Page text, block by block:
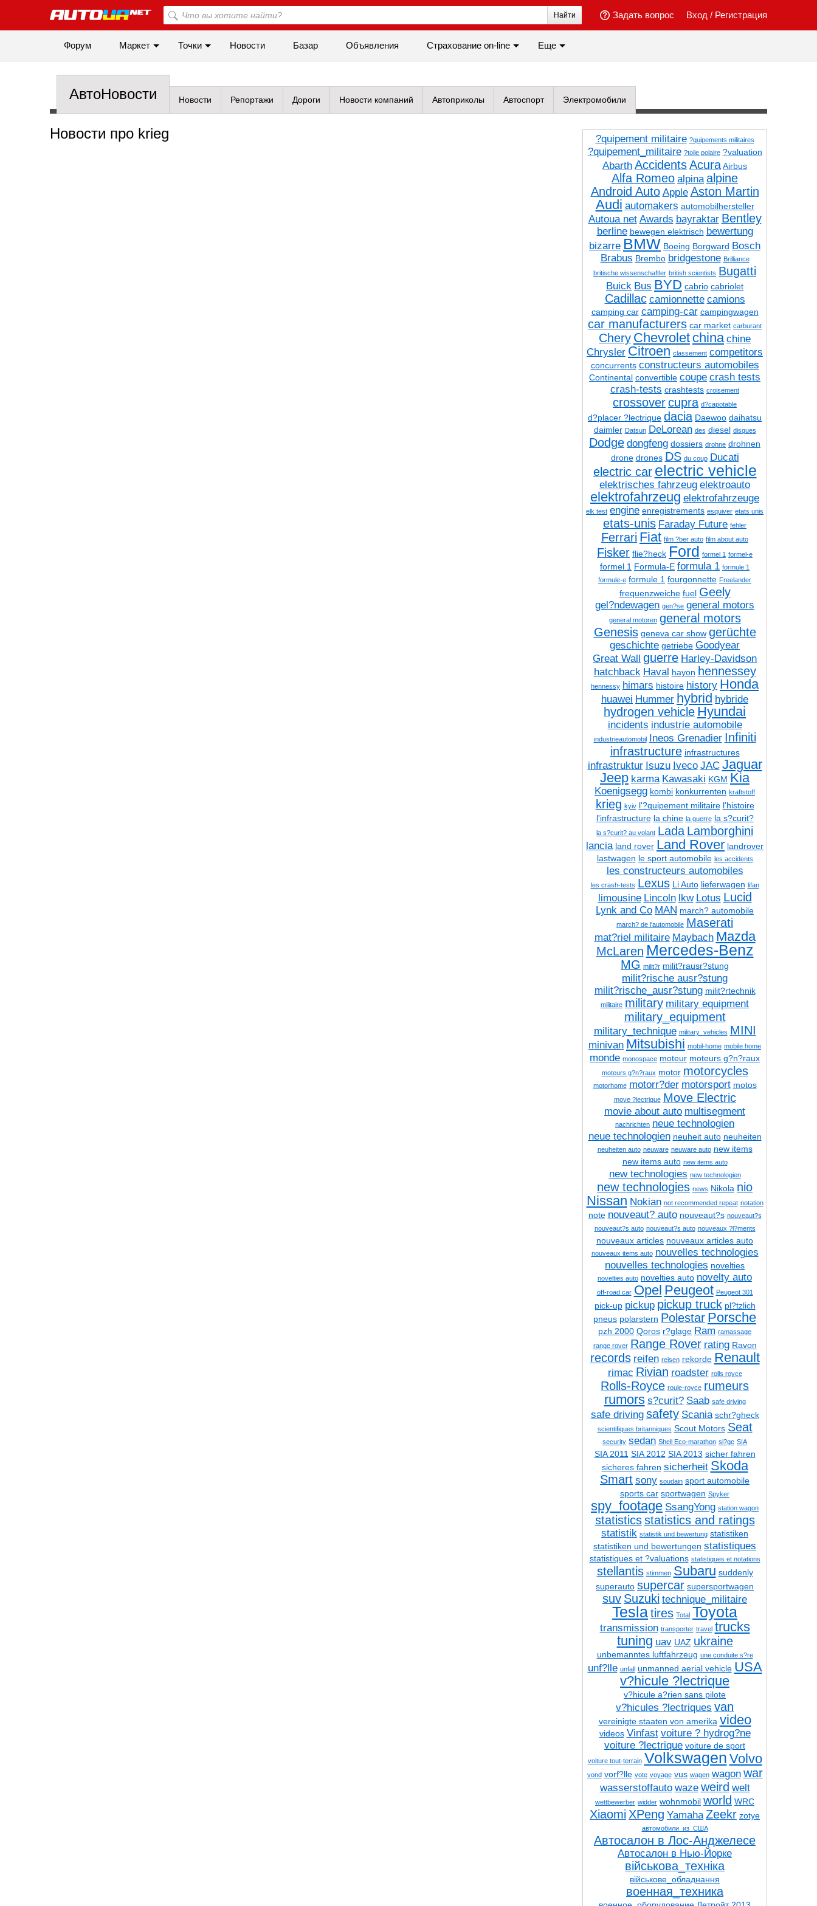
Вход / Регистрация
Задать вопрос
Найти
Форум Маркет Точки Новости Базар Объявления Cтрахование on-line Еще
АвтоНовости Новости Репортажи Дороги Новости компаний Автоприколы Автоспорт Электромобили
Новости про krieg ?quipement militaire ?quipements militaires
?quipement_militaire ?toile polaire ?valuation
Abarth AccidentsAcuraAirbus
Alfa Romeo alpina alpine
Android Auto Apple Aston Martin
Audi automakers automobilhersteller
Autoua net Awards bayraktar Bentley
berline bewegen elektrisch bewertung
bizarre BMW Boeing Borgward Bosch
Brabus Brembo bridgestone Brilliance
britische wissenschaftler british scientists Bugatti
Buick Bus BYD cabrio cabriolet
Cadillac camionnette camions
camping car camping-car campingwagen
car manufacturers car market carburant
Chery Chevrolet china chine
Chrysler Citroen classement competitors
concurrents constructeurs automobiles
Continental convertible coupe crash tests
crash-tests crashtests croisement
crossovercupra d?capotable
d?placer ?lectrique dacia Daewoo daihatsu
daimler Datsun DeLorean des diesel disques
Dodge dongfeng dossiers drohne drohnen
drone drones DS du coup Ducati
electric car electric vehicle
elektrisches fahrzeug elektroauto
elektrofahrzeug elektrofahrzeuge
elk test engine enregistrements esquiver etats unis
etats-unis Faraday Future fehler
Ferrari Fiat film ?ber auto film about auto
Fisker flie?heck Ford formel 1 formel-e
formel 1 Formula-E formula 1 formule 1
formule-e formule 1 fourgonnette Freelander
frequenzweiche fuel Geely
gel?ndewagen gen?se general motors
general motoren general motors
Genesis geneva car show gerüchte
geschichte getriebe Goodyear
Great Wall guerre Harley-Davidson
hatchback Haval hayon hennessey
hennessy himars histoire history Honda
huawei Hummer hybrid hybride
hydrogen vehicle Hyundai
incidents industrie automobile
industrieautomobil Ineos Grenadier Infiniti
infrastructure infrastructures
infrastruktur Isuzu Iveco JAC Jaguar
Jeep karma Kawasaki KGM Kia
Koenigsegg kombi konkurrenten kraftstoff
krieg kyiv l'?quipement militaire l'histoire
l'infrastructure la chine la guerre la s?curit?
la s?curit? au volant Lada Lamborghini
lancia land rover Land Rover landrover
lastwagen le sport automobile les accidents
les constructeurs automobiles
les crash-tests Lexus Li Auto lieferwagen lifan
limousine Lincoln lkw Lotus Lucid
Lynk and Co MAN march? automobile
march? de l'automobile Maserati
mat?riel militaire Maybach Mazda
McLaren Mercedes-Benz
MG milit?r milit?rausr?stung
milit?rische ausr?stung
milit?rische_ausr?stung milit?rtechnik
militaire military military equipment
military_equipment
military_technique military_vehicles MINI
minivan Mitsubishi mobil-home mobile home
monde monospace moteur moteurs g?n?raux
moteurs g?n?raux motor motorcycles
motorhome motorr?der motorsport motos
move ?lectrique Move Electric
movie about auto multisegment
nachrichten neue technologien
neue technologien neuheit auto neuheiten
neuheiten auto neuware neuware auto new items
new items auto new items auto
new technologies new technologien
new technologies news Nikola nio
Nissan Nokian not recommended repeat notation
note nouveaut? auto nouveaut?s nouveaut?s
nouveaut?s auto nouveaut?s auto nouveaux ?l?ments
nouveaux articles nouveaux articles auto
nouveaux items auto nouvelles technologies
nouvelles technologies novelties
novelties auto novelties auto novelty auto
off-road car Opel Peugeot Peugeot 301
pick-up pickup pickup truck pl?tzlich
pneus polarstern Polestar Porsche
pzh 2000 Qoros r?glage Ram ramassage
range rover Range Rover rating Ravon
records reifen reisen rekorde Renault
rimac Rivian roadster rolls royce
Rolls-Royce roule-royce rumeurs
rumors s?curit? Saab safe driving
safe driving safety Scania schr?gheck
scientifiques britanniques Scout Motors Seat
security sedan Shell Eco-marathon si?ge SIA
SIA 2011 SIA 2012 SIA 2013 sicher fahren
sicheres fahren sicherheit Skoda
Smart sony soudain sport automobile
sports car sportwagen Spyker
spy_footage SsangYong station wagon
statistics statistics and ratings
statistik statistik und bewertung statistiken
statistiken und bewertungen statistiques
statistiques et ?valuations statistiques et notations
stellantis stimmen Subaru suddenly
superauto supercar supersportwagen
suv Suzuki technique_militaire
Teslatires Total Toyota
transmission transporter travel trucks
tuning uav UAZ ukraine
unbemanntes luftfahrzeug une conduite s?re
unf?lle unfall unmanned aerial vehicle USA
v?hicule ?lectrique
v?hicule a?rien sans pilote
v?hicules ?lectriques van
vereinigte staaten von amerika video
videos Vinfast voiture ? hydrog?ne
voiture ?lectrique voiture de sport
voiture tout-terrain Volkswagen Volvo
vond vorf?lle vote voyage vus wagen wagon war
wasserstoffauto waze weird welt
wettbewerber widder wohnmobil world WRC
Xiaomi XPeng Yamaha Zeekr zotye
автомобили_из_США
Автосалон в Лос-Анджелесе
Автосалон в Нью-Йорке
військова_техніка
військове_обладнання
военная_техника